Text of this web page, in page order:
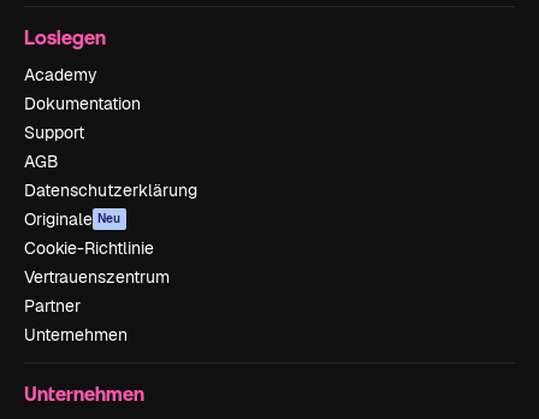
Loslegen
Academy
Dokumentation
Support
AGB
Datenschutzerklärung
Originale Neu
Cookie-Richtlinie
Vertrauenszentrum
Partner
Unternehmen
Unternehmen